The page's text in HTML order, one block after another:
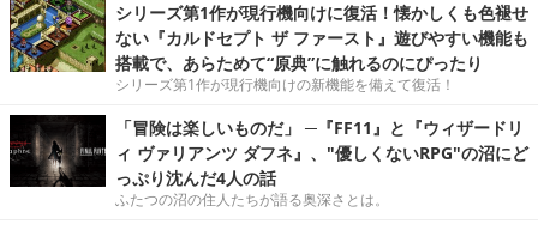
シリーズ第1作が現行機向けに復活！懐かしくも色褪せ
ない『カルドセプト ザ ファースト』遊びやすい機能も
搭載で、あらためて“原典”に触れるのにぴったり
シリーズ第1作が現行機向けの新機能を備えて復活！
「冒険は楽しいものだ」 ─『FF11』と『ウィザードリ
ィ ヴァリアンツ ダフネ』、"優しくないRPG"の沼にど
っぷり沈んだ4人の話
ふたつの沼の住人たちが語る奥深さとは。